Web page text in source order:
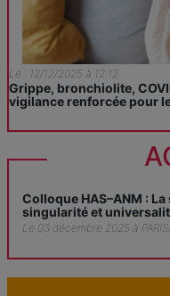
Le : 12/12/2025 à 12:12
Grippe, bronchiolite,
vigilance renforcée pour
Colloque HAS–ANM :
singularité et
Le 03 décembre 2025 à